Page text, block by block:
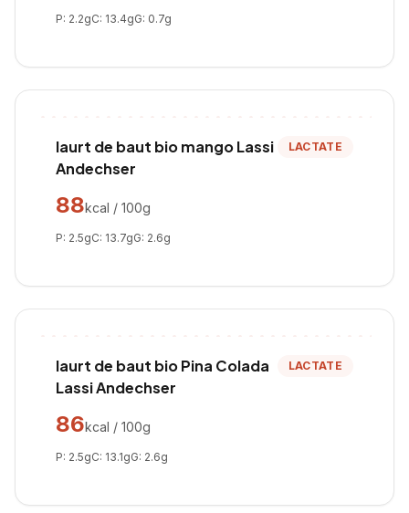
P: 2.2gC: 13.4gG: 0.7g
Iaurt de baut bio mango Lassi
Andechser
LACTATE
88kcal / 100g
P: 2.5gC: 13.7gG: 2.6g
Iaurt de baut bio Pina Colada
Lassi Andechser
LACTATE
86kcal / 100g
P: 2.5gC: 13.1gG: 2.6g